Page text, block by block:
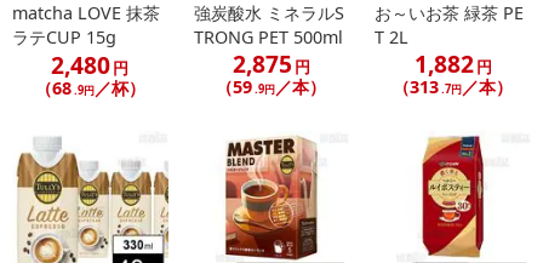
matcha LOVE 抹茶
ラテCUP 15g
2,480円
（68.9円／杯）
強炭酸水 ミネラルS
TRONG PET 500ml
2,875 円
（59.9円／本）
お～いお茶 緑茶 PE
T 2L
1,882円
（313.7円／本）